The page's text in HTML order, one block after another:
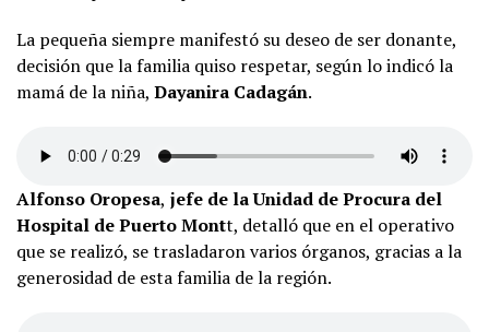
La pequeña siempre manifestó su deseo de ser donante,
decisión que la familia quiso respetar, según lo indicó la
mamá de la niña, Dayanira Cadagán.
Alfonso Oropesa, jefe de la Unidad de Procura del
Hospital de Puerto Montt, detalló que en el operativo
que se realizó, se trasladaron varios órganos, gracias a la
generosidad de esta familia de la región.